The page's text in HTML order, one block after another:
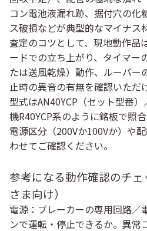
コン電池液漏れ跡、 据付穴の化
ス破損などが典型的なマイナス
査定のコツとして、現地動作品
ードでの立ち上がり、 タイマー
たは送風乾燥）動作、 ルーバー
止時の異音の有無を確認いただ
型式はAN40YCP（セット型番
機R40YCP系のように銘板で照
電源区分（200Vか100Vか）や
わせてご確認ください。
参考になる動作確認のチ
さま向け）
電源：ブレーカーの専用回路／
ンで運転・停止できるか。異常